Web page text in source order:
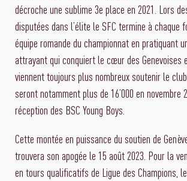
décroche une sublime 3e place en 2021. Lors
disputées dans l’élite le SFC termine à chaque
équipe romande du championnat en pratiquant
attrayant qui conquiert le cœur des Genevoises
viennent toujours plus nombreux soutenir le
seront notamment plus de 16’000 en novembre
réception des BSC Young Boys.
Cette montée en puissance du soutien de
trouvera son apogée le 15 août 2023. Pour la
en tours qualificatifs de Ligue des Champions,